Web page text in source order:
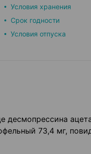
Условия хранения
Срок годности
Условия отпуска
десмопрессина
73,4 мг,